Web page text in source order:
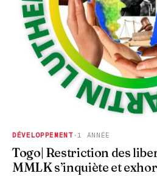
DÉVELOPPEMENT·1 ANNÉE
Togo| Restriction des
MMLK s’inquiète et